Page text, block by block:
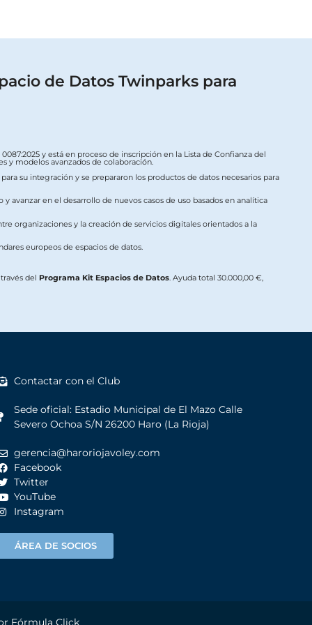
de Datos Twinparks para
y está en proceso de inscripción en la Lista de Confianza del
y modelos avanzados de colaboración.
su integración y se prepararon los productos de datos necesarios para
en el desarrollo de nuevos casos de uso basados en analítica
organizaciones y la creación de servicios digitales orientados a la
europeos de espacios de datos.
través del Programa Kit Espacios de Datos. Ayuda total 30.000,00 €,
Contactar con el Club
Sede oficial: Estadio Municipal de El Mazo Calle
Severo Ochoa S/N 26200 Haro (La Rioja)
gerencia@haroriojavoley.com
Facebook
Twitter
YouTube
Instagram
ÁREA DE SOCIOS
Fórmula Click